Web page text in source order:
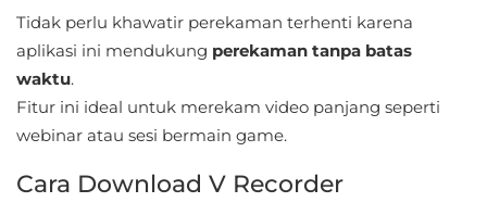
&
Drink
Health
Fitness
Tidak perlu khawatir perekaman terhenti karena
aplikasi ini mendukung perekaman tanpa batas
waktu.
Fitur ini ideal untuk merekam video panjang seperti
webinar atau sesi bermain game.
Cara Download V Recorder